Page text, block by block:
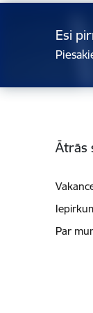
Esi
Ātrās
Par